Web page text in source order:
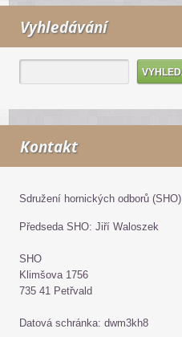
Vyhledávání
Kontakt
Sdružení hornických odborů (SHO)
Předseda SHO: Jiří Waloszek
SHO
Klimšova 1756
735 41 Petřvald
Datová schránka: dwm3kh8